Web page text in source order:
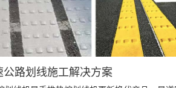
公路划线施工解决方案